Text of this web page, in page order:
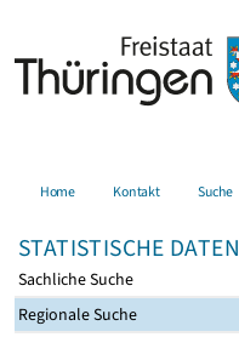
Home Kontakt Suche
STATISTISCHE DATEN
Sachliche Suche
Regionale Suche